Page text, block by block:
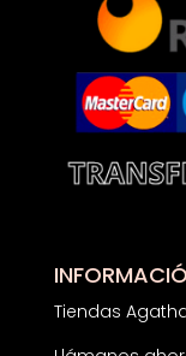
Tiendas